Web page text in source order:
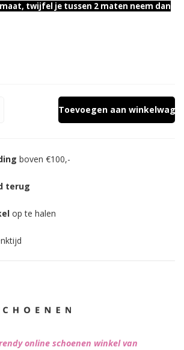
twijfel je tussen 2 maten neem dan
Toevoegen aan
boven €100,-
terug
op te halen
online schoenen winkel van